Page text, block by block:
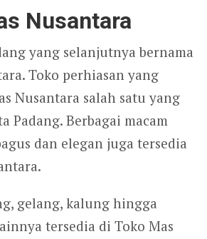
Nusantara
yang selanjutnya bernama
Toko perhiasan yang
Nusantara salah satu yang
Padang. Berbagai macam
dan elegan juga tersedia
gelang, kalung hingga
tersedia di Toko Mas